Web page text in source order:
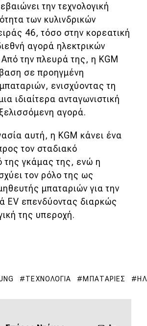
την τεχνολογική
των κυλινδρικών
46, τόσο στην κορεατική
αγορά ηλεκτρικών
την πλευρά της, η KGM
σε προηγμένη
ενισχύοντας τη
ιδιαίτερα ανταγωνιστική
αγορά.
αυτή, η KGM κάνει ένα
τον σταδιακό
της γκάμας της, ενώ η
τον ρόλο της ως
μπαταριών για την
EV επενδύοντας διαρκώς
της υπεροχή.
ΤΕΧΝΟΛΟΓΊΑ ΜΠΑΤΑΡΊΕΣ